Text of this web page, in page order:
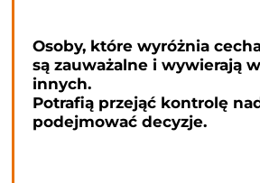
Osoby, które wyróżnia
są zauważalne i wywierają
innych.
Potrafią przejąć kontrolę
podejmować decyzje.